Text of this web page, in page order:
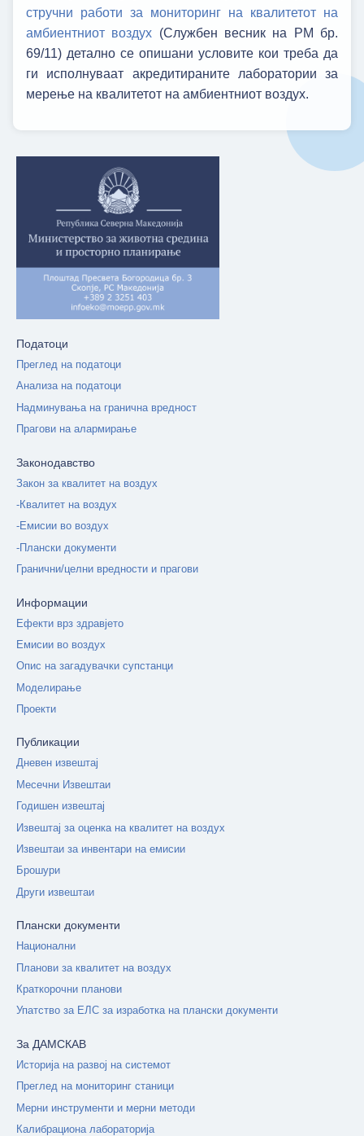
стручни работи за мониторинг на квалитетот на
амбиентниот воздух (Службен весник на РМ бр.
69/11) детално се опишани условите кои треба да
ги исполнуваат акредитираните лаборатории за
мерење на квалитетот на амбиентниот воздух.
Податоци
Преглед на податоци
Анализа на податоци
Надминувања на гранична вредност
Прагови на алармирање
Законодавство
Закон за квалитет на воздух
-Квалитет на воздух
-Емисии во воздух
-Плански документи
Гранични/целни вредности и прагови
Информации
Ефекти врз здравјето
Емисии во воздух
Опис на загадувачки супстанци
Моделирање
Проекти
Публикации
Дневен извештај
Месечни Извештаи
Годишен извештај
Извештај за оценка на квалитет на воздух
Извештаи за инвентари на емисии
Брошури
Други извештаи
Плански документи
Национални
Планови за квалитет на воздух
Краткорочни планови
Упатство за ЕЛС за изработка на плански документи
За ДАМСКАВ
Историја на развој на системот
Преглед на мониторинг станици
Мерни инструменти и мерни методи
Калибрациона лабораторија